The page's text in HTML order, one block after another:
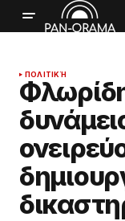
ΠΟΛΙΤΙΚΉ